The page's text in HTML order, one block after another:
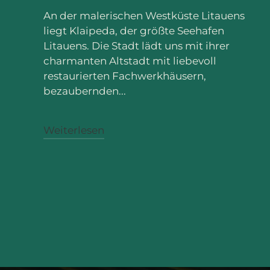
An der malerischen Westküste Litauens
liegt Klaipeda, der größte Seehafen
Litauens. Die Stadt lädt uns mit ihrer
charmanten Altstadt mit liebevoll
restaurierten Fachwerkhäusern,
bezaubernden...
Weiterlesen